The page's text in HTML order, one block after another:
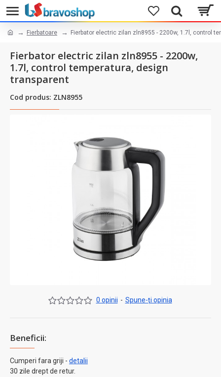
Fierbatoare Fierbator electric zilan zln8955 - 2200w, 1.7l, control
Fierbator electric zilan zln8955 - 2200w,
1.7l, control temperatura, design
transparent
Cod produs: ZLN8955
Beneficii:
Cumperi fara griji - detalii
30 zile drept de retur.
0 opinii - Spune-ţi opinia